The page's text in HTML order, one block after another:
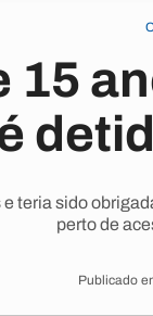
15
teria sido
perto de
Publicado